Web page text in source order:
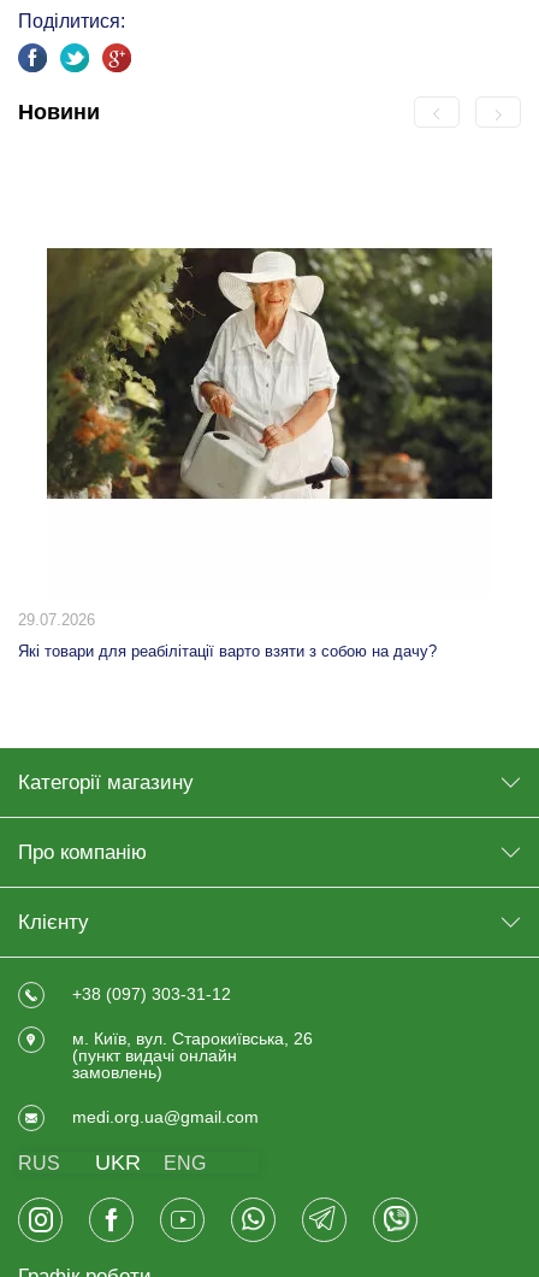
Поділитися:
Новини
20.07.2026
10 способів використання табурета-сходинки вдома: від кухні
Категорії магазину
Про компанію
Клієнту
+38 (097) 303-31-12
м. Київ, вул. Старокиївська, 26
(пункт видачi онлайн
замовлень)
medi.org.ua@gmail.com
RUS UKR ENG